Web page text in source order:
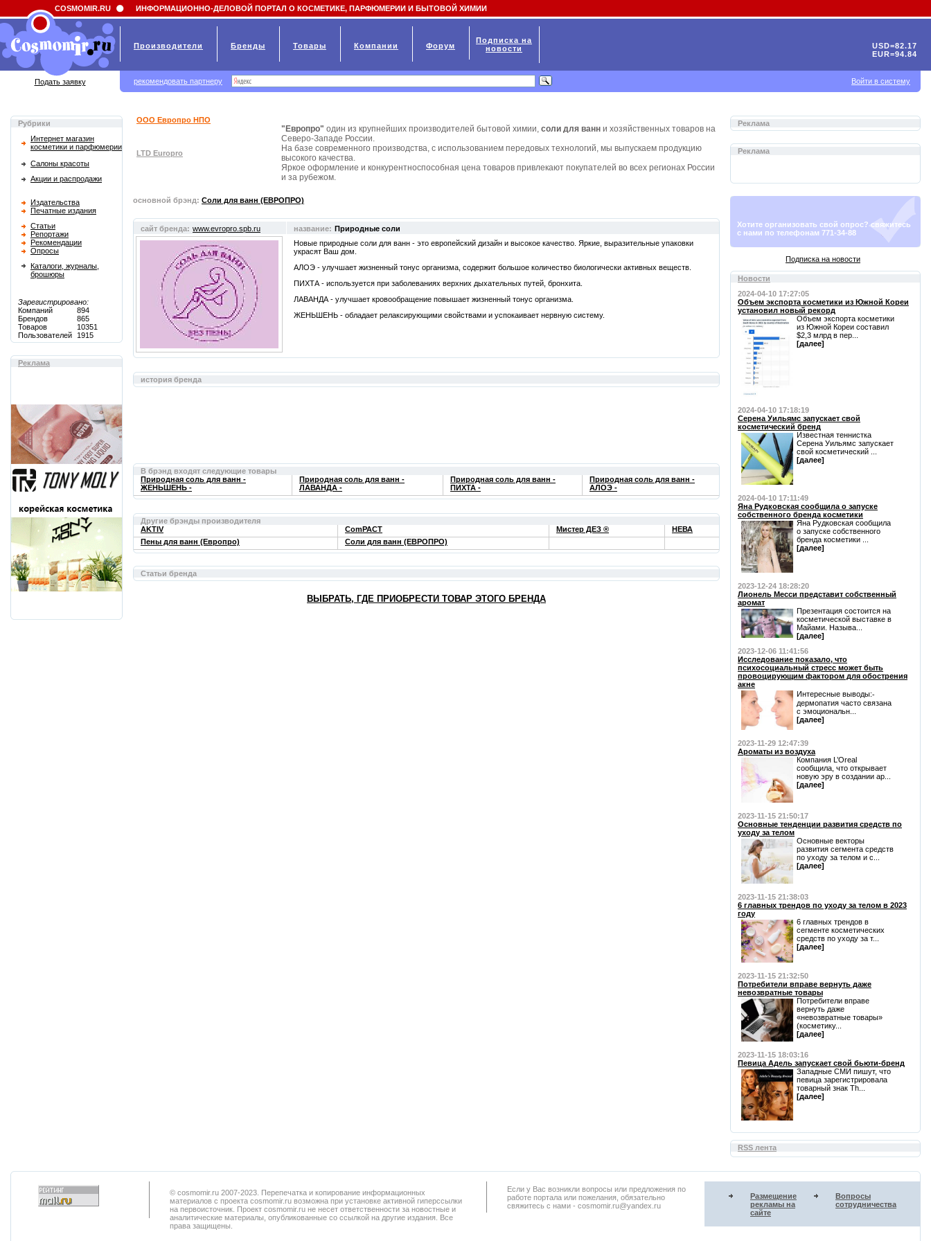
Field 'news_title' doesn't have a default value
Рубрики
Интернет магазин
косметики и парфюмерии
Салоны красоты
Акции и распродажи
Издательства
Печатные издания
Статьи
Репортажи
Рекомендации
Опросы
Каталоги, журналы,
брошюры
Зарегистрировано:
Компаний
894
Брендов
865
Товаров
10351
Пользователей
1915
Реклама
ООО Европро НПО
LTD Europro
"Европро" один из крупнейших производителей бытовой химии, соли для ванн и хозяйственных товаров на
Северо-Западе России.
На базе современного производства, с использованием передовых технологий, мы выпускаем продукцию
высокого качества.
Яркое оформление и конкурентноспособная цена товаров привлекают покупателей во всех регионах России
и за рубежом.
основной брэнд: Соли для ванн (ЕВРОПРО)
сайт бренда: www.evropro.spb.ru название: Природные соли
Новые природные соли для ванн - это европейский дизайн и высокое качество. Яркие, выразительные упаковки
украсят Ваш дом.
АЛОЭ - улучшает жизненный тонус организма, содержит большое количество биологически активных веществ.
ПИХТА - используется при заболеваниях верхних дыхательных путей, бронхита.
ЛАВАНДА - улучшает кровообращение повышает жизненный тонус организма.
ЖЕНЬШЕНЬ - обладает релаксирующими свойствами и успокаивает нервную систему.
история бренда
В брэнд входят следующие товары
Природная соль для ванн -
ЖЕНЬШЕНЬ -
Природная соль для ванн -
ЛАВАНДА -
Природная соль для ванн -
ПИХТА -
Природная соль для ванн -
АЛОЭ -
Другие брэнды производителя
AKTIV
ComPACT Мистер ДЕЗ ®
НЕВА
Пены для ванн (Европро)
Соли для ванн (ЕВРОПРО)
Статьи бренда
ВЫБРАТЬ, ГДЕ ПРИОБРЕСТИ ТОВАР ЭТОГО БРЕНДА
Реклама
Реклама
Хотите организовать свой опрос? свяжитесь
с нами по телефонам 771-34-88
Подписка на новости
Новости
2024-04-10 17:27:05
Объем экспорта косметики из Южной Кореи
установил новый рекорд
Объем экспорта косметики
из Южной Кореи составил
$2,3 млрд в пер...
[далее]
2024-04-10 17:18:19
Серена Уильямс запускает свой
косметический бренд
Известная теннистка
Серена Уильямс запускает
свой косметический ...
[далее]
2024-04-10 17:11:49
Яна Рудковская сообщила о запуске
собственного бренда косметики
Яна Рудковская сообщила
о запуске собственного
бренда косметики ...
[далее]
2023-12-24 18:28:20
Лионель Месси представит собственный
аромат
Презентация состоится на
косметической выставке в
Майами. Называ...
[далее]
2023-12-06 11:41:56
Исследование показало, что
психосоциальный стресс может быть
провоцирующим фактором для обострения
акне
Интересные выводы:⁃
дермопатия часто связана
с эмоциональн...
[далее]
2023-11-29 12:47:39
Ароматы из воздуха
Компания L’Oreal
сообщила, что открывает
новую эру в создании ар...
[далее]
2023-11-15 21:50:17
Основные тенденции развития средств по
уходу за телом
Основные векторы
развития сегмента средств
по уходу за телом и с...
[далее]
2023-11-15 21:38:03
6 главных трендов по уходу за телом в 2023
году
6 главных трендов в
сегменте косметических
средств по уходу за т...
[далее]
2023-11-15 21:32:50
Потребители вправе вернуть даже
невозвратные товары
Потребители вправе
вернуть даже
«невозвратные товары»
(косметику...
[далее]
2023-11-15 18:03:16
Певица Адель запускает свой бьюти-бренд
Западные СМИ пишут, что
певица зарегистрировала
товарный знак Th...
[далее]
RSS лента
© cosmomir.ru 2007-2023. Перепечатка и копирование информационных
материалов с проекта cosmomir.ru возможна при установке активной гиперссылки
на первоисточник. Проект cosmomir.ru не несет ответственности за новостные и
аналитические материалы, опубликованные со ссылкой на другие издания. Все
права защищены.
Если у Вас возникли вопросы или предложения по
работe портала или пожелания, обязательно
свяжитесь с нами - cosmomir.ru@yandex.ru
Размещение
рекламы на
сайте
Вопросы
сотрудничества
COSMOMIR.RU ИНФОРМАЦИОННО-ДЕЛОВОЙ ПОРТАЛ О КОСМЕТИКЕ, ПАРФЮМЕРИИ И БЫТОВОЙ ХИМИИ
Производители Бренды Товары Компании Форум
Подписка на
новости
USD=82.17
EUR=94.84
Подать заявку рекомендовать партнеру Войти в систему